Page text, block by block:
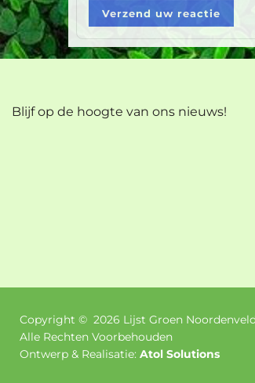
Verzend uw reactie
Blijf op de hoogte van ons nieuws!
Copyright © 2026 Lijst Groen Noordenveld
Alle Rechten Voorbehouden
Ontwerp & Realisatie: Atol Solutions